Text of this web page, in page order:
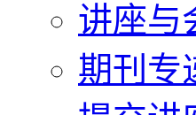
讲座与
期刊专